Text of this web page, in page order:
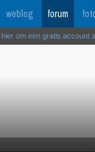
weblog forum
hier om een gratis account